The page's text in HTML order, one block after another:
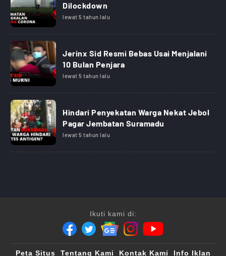
Dilockdown
lewat 5 tahun lalu
Jerinx Sid Resmi Bebas Usai Menjalani
10 Bulan Penjara
lewat 5 tahun lalu
Hindari Penyekatan Warga Nekat Jebol
Pagar Jembatan Suramadu
lewat 5 tahun lalu
Ikuti kami di:
Peta Situs Tentang Kami Kontak Kami Info Iklan